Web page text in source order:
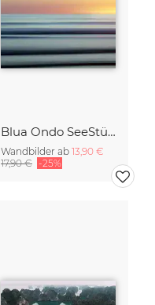
Blua Ondo SeeStück No.14
Wandbilder ab 13,90 €
17,90 € -25%